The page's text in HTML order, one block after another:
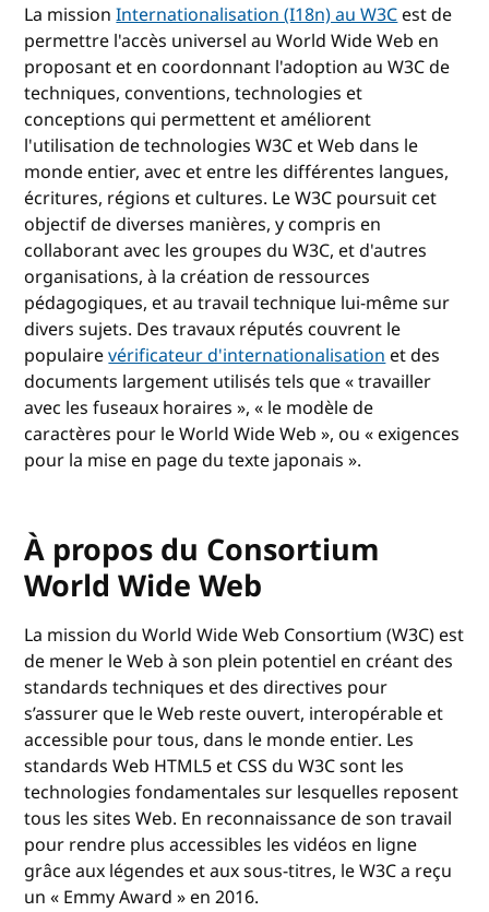
La missionInternationalisation (I18n) au W3Cest de
permettre l'accès universel au World Wide Web en
proposant et en coordonnant l'adoption au W3C de
techniques, conventions, technologies et
conceptions qui permettent et améliorent
l'utilisation de technologies W3C et Web dans le
monde entier, avec et entre les différentes langues,
écritures, régions et cultures. Le W3C poursuit cet
objectif de diverses manières, y compris en
collaborant avec les groupes du W3C, et d'autres
organisations, à la création de ressources
pédagogiques, et au travail technique lui-même sur
divers sujets. Des travaux réputés couvrent le
populairevérificateur d'internationalisationet des
documents largement utilisés tels que « travailler
avec les fuseaux horaires », « le modèle de
caractères pour le World Wide Web », ou « exigences
pour la mise en page du texte japonais ».
À propos du Consortium
World Wide Web
La mission du World Wide Web Consortium (W3C) est
de mener le Web à son plein potentiel en créant des
standards techniques et des directives pour
s’assurer que le Web reste ouvert, interopérable et
accessible pour tous, dans le monde entier. Les
standards Web HTML5 et CSS du W3C sont les
technologies fondamentales sur lesquelles reposent
tous les sites Web. En reconnaissance de son travail
pour rendre plus accessibles les vidéos en ligne
grâce aux légendes et aux sous-titres, le W3C a reçu
un « Emmy Award » en 2016.